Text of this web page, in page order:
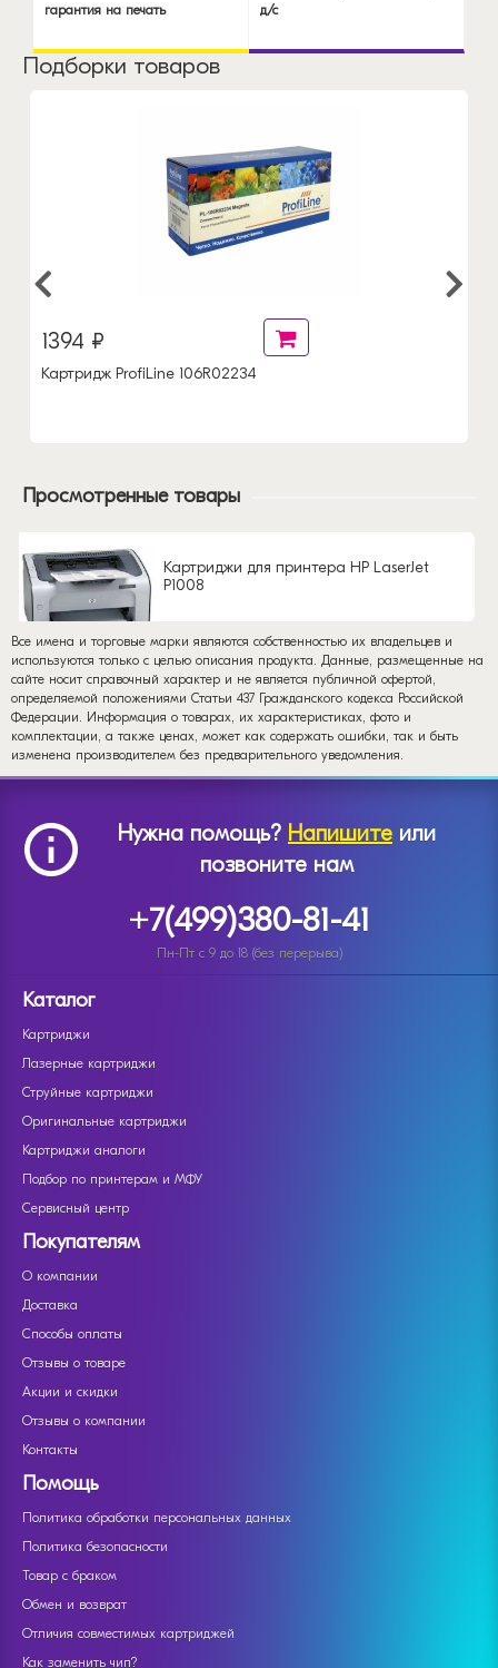
гарантия на печать
д/с
Подборки товаров
1394 ₽
Картридж ProfiLine 106R02234
Просмотренные товары
Картриджи для принтера HP LaserJet
P1008
Все имена и торговые марки являются собственностью их владельцев и
используются только с целью описания продукта. Данные, размещенные на
сайте носит справочный характер и не является публичной офертой,
определяемой положениями Статьи 437 Гражданского кодекса Российской
Федерации. Информация о товарах, их характеристиках, фото и
комплектации, а также ценах, может как содержать ошибки, так и быть
изменена производителем без предварительного уведомления.
Нужна помощь? Напишите или
позвоните нам
+7(499)380-81-41
Пн-Пт с 9 до 18 (без перерыва)
Каталог
Картриджи
Лазерные картриджи
Струйные картриджи
Оригинальные картриджи
Картриджи аналоги
Подбор по принтерам и МФУ
Сервисный центр
Покупателям
О компании
Доставка
Способы оплаты
Отзывы о товаре
Акции и скидки
Отзывы о компании
Контакты
Помощь
Политика обработки персональных данных
Политика безопасности
Товар с браком
Обмен и возврат
Отличия совместимых картриджей
Как заменить чип?